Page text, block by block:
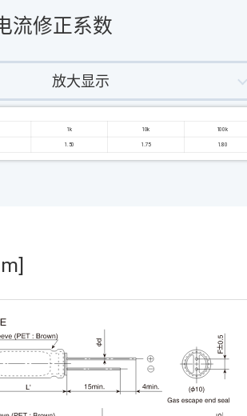
流修正系数
放大显示
1k 10k 100k
1.50 1.75 1.80